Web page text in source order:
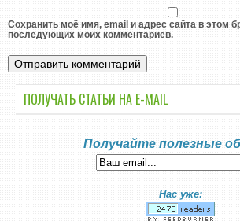
Сохранить моё имя, email и адрес сайта в этом
последующих моих комментариев.
ПОЛУЧАТЬ СТАТЬИ НА E-MАIL
Получайте полезные
Нас уже: